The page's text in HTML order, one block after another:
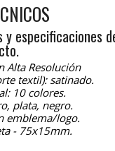
especificaciones
Alta Resolución
textil): satinado.
10 colores.
plata, negro.
emblema/logo.
- 75x15mm.